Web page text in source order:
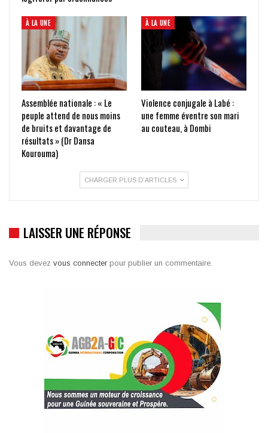
À LA UNE
Assemblée nationale : « Le
peuple attend de nous moins
de bruits et davantage de
résultats » (Dr Dansa
Kourouma)
À LA UNE
Violence conjugale à Labé :
une femme éventre son mari
au couteau, à Dombi
CHARGER PLUS D'ARTICLES
LAISSER UNE RÉPONSE
Vous devez vous connecter pour publier un commentaire.